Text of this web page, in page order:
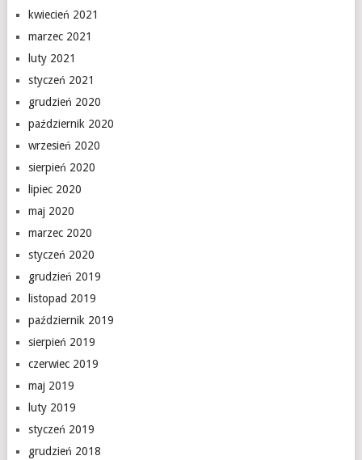
kwiecień 2021
marzec 2021
luty 2021
styczeń 2021
grudzień 2020
październik 2020
wrzesień 2020
sierpień 2020
lipiec 2020
maj 2020
marzec 2020
styczeń 2020
grudzień 2019
listopad 2019
październik 2019
sierpień 2019
czerwiec 2019
maj 2019
luty 2019
styczeń 2019
grudzień 2018